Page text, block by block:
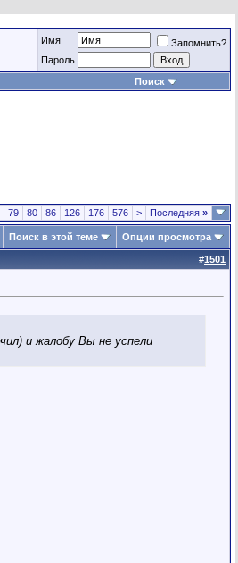
Имя
Запомнить?
Пароль
Поиск
79 80 86 126 176 576 > Последняя »
Поиск в этой теме Опции просмотра
#1501
и жалобу Вы не успели